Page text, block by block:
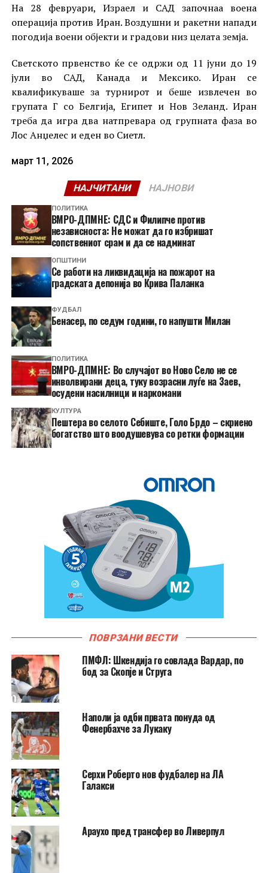
На 28 февруари, Израел и САД започнаа воена
операција против Иран. Воздушни и ракетни напади
погодија воени објекти и градови низ целата земја.
Светското првенство ќе се одржи од 11 јуни до 19
јули во САД, Канада и Мексико. Иран се
квалификуваше за турнирот и беше извлечен во
групата Г со Белгија, Египет и Нов Зеланд. Иран
треба да игра два натпревара од групната фаза во
Лос Анџелес и еден во Сиетл.
март 11, 2026
НАЈЧИТАНИ НАЈНОВИ
ПОЛИТИКА
ВМРО-ДПМНЕ: СДС и Филипче против
независноста: Не можат да го избришат
сопствениот срам и да се надминат
ОПШТИНИ
Се работи на ликвидација на пожарот на
градската депонија во Крива Паланка
ФУДБАЛ
Бенасер, по седум години, го напушти Милан
ПОЛИТИКА
ВМРО-ДПМНЕ: Во случајот во Ново Село не се
инволвирани деца, туку возрасни луѓе на Заев,
осудени насилници и наркомани
КУЛТУРА
Пештера во селото Себиште, Голо Брдо – скриено
богатство што воодушевува со ретки формации
ПОВРЗАНИ ВЕСТИ
ПМФЛ: Шкендија го совлада Вардар, по
бод за Скопје и Струга
Наполи ја одби првата понуда од
Фенербахче за Лукаку
Серхи Роберто нов фудбалер на ЛА
Галакси
Араухо пред трансфер во Ливерпул